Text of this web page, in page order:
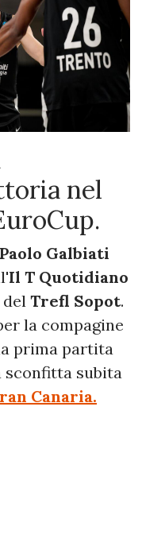
nel
Galbiati
Il T Quotidiano
Trefl Sopot.
la compagine
prima partita
sconfitta subita
Canaria.